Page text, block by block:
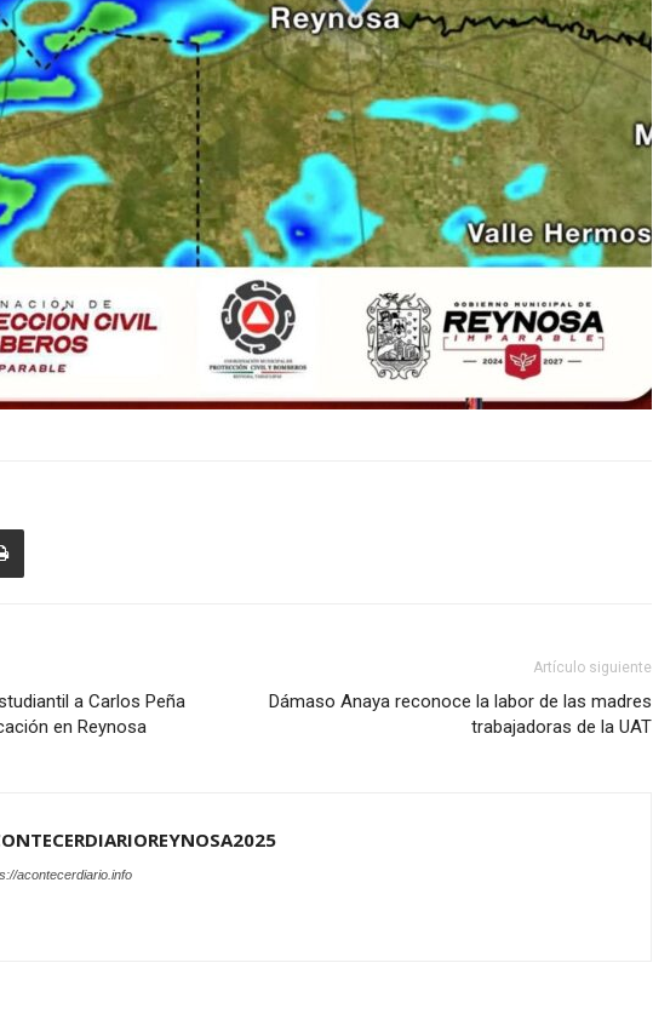
a Carlos Peña
en Reynosa
Artículo siguiente
Dámaso Anaya reconoce la labor de las madres
trabajadoras de la UAT
acontecerdiario.info